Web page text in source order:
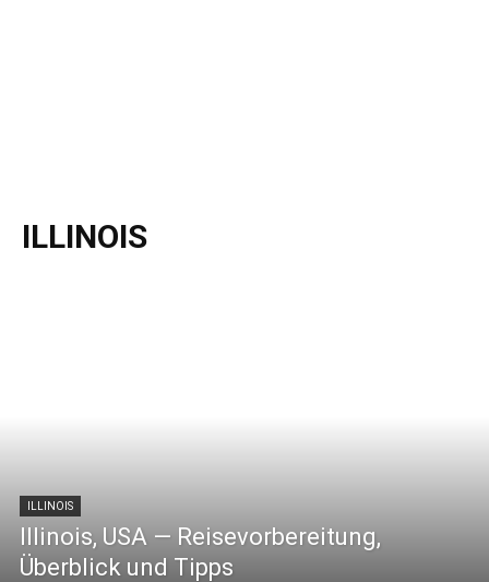
ILLINOIS
ILLINOIS
Illinois, USA — Reisevorbereitung,
Überblick und Tipps